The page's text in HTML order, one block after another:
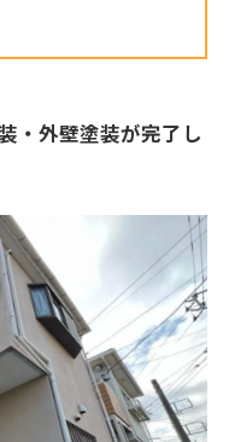
・外壁塗装が完了し